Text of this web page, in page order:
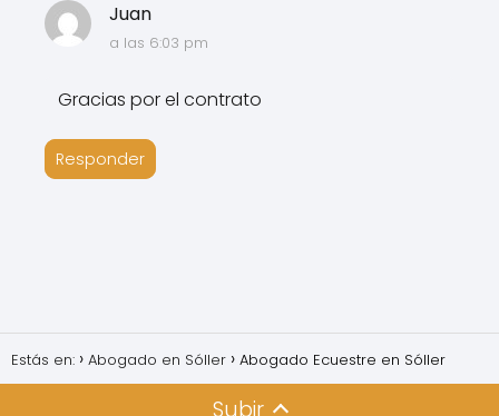
Juan
a las 6:03 pm
Gracias por el contrato
Responder
Estás en: Abogado en Sóller Abogado Ecuestre en Sóller